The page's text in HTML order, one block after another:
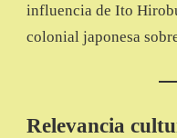
influencia de Ito
colonial japonesa
Relevancia